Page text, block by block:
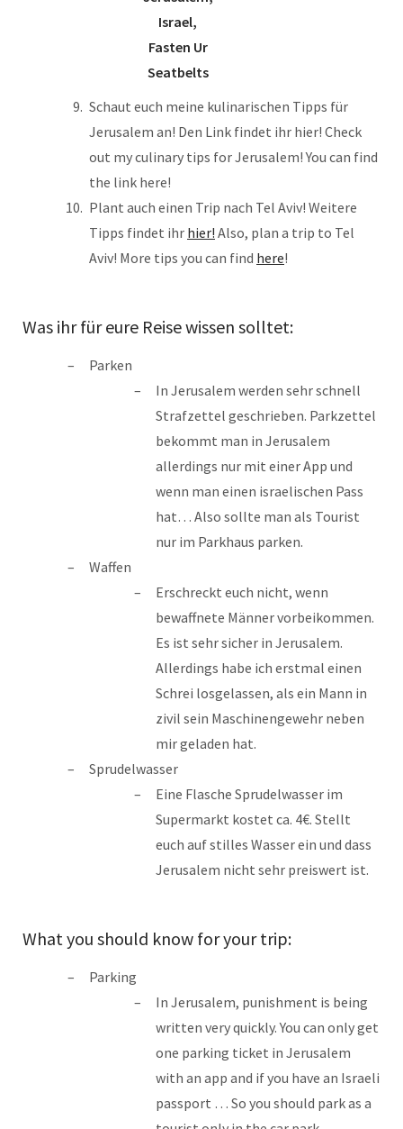
Schaut euch meine kulinarischen Tipps für
Jerusalem an! Den Link findet ihr hier! Check
out my culinary tips for Jerusalem! You can find
the link here!
Plant auch einen Trip nach Tel Aviv! Weitere
Tipps findet ihr hier! Also, plan a trip to Tel
Aviv! More tips you can find here!
Was ihr für eure Reise wissen solltet:
Parken
In Jerusalem werden sehr schnell
Strafzettel geschrieben. Parkzettel
bekommt man in Jerusalem
allerdings nur mit einer App und
wenn man einen israelischen Pass
hat… Also sollte man als Tourist
nur im Parkhaus parken.
Waffen
Erschreckt euch nicht, wenn
bewaffnete Männer vorbeikommen.
Es ist sehr sicher in Jerusalem.
Allerdings habe ich erstmal einen
Schrei losgelassen, als ein Mann in
zivil sein Maschinengewehr neben
mir geladen hat.
Sprudelwasser
Eine Flasche Sprudelwasser im
Supermarkt kostet ca. 4€. Stellt
euch auf stilles Wasser ein und dass
Jerusalem nicht sehr preiswert ist.
What you should know for your trip:
Parking
In Jerusalem, punishment is being
written very quickly. You can only get
one parking ticket in Jerusalem
with an app and if you have an Israeli
passport … So you should park as a